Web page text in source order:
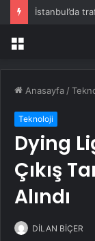
Menü
Anasayfa /
Teknoloji
Dying
Çıkış
Alındı
DİLAN BİÇER